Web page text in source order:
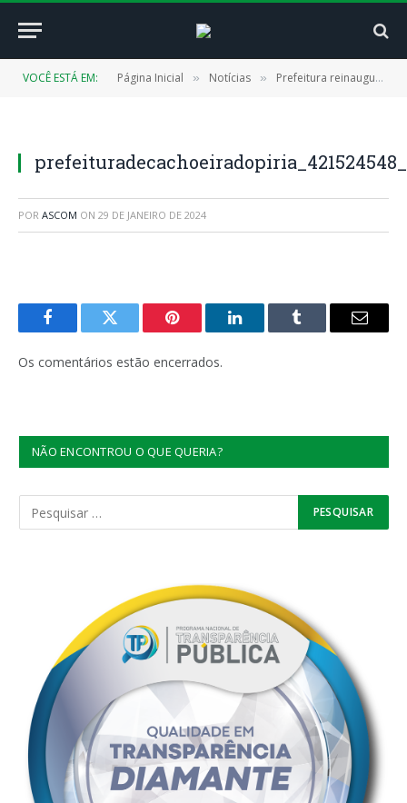
VOCÊ ESTÁ EM: Página Inicial » Notícias » Prefeitura reinaugura Escola Maria Bezerra Pontes, onde irá funcionar o primeiro espaço de educação em tempo integral no município
POR ASCOM ON 29 DE JANEIRO DE 2024
FacebookTwitter Pinterest LinkedInTumblr
E-
Os comentários estão encerrados.
NÃO ENCONTROU O QUE QUERIA?